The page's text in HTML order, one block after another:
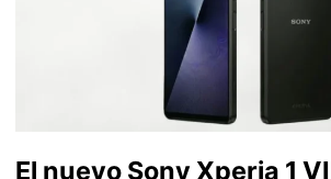
El nuevo Sony Xperia 1